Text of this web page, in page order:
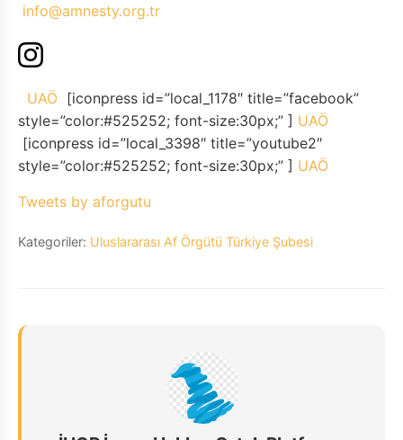
info@amnesty.org.tr
UAÖ [iconpress id=”local_1178″ title=”facebook”
style=”color:#525252; font-size:30px;” ] UAÖ
[iconpress id=”local_3398″ title=”youtube2″
style=”color:#525252; font-size:30px;” ] UAÖ
Tweets by aforgutu
Kategoriler: Uluslararası Af Örgütü Türkiye Şubesi